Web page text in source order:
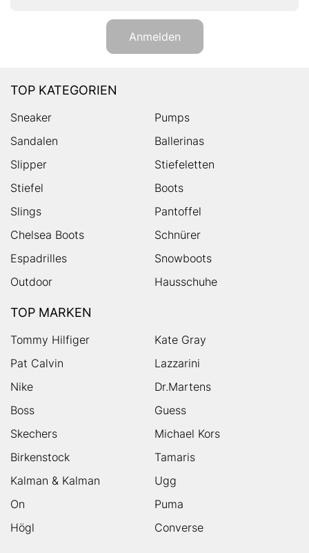
Anmelden
TOP KATEGORIEN
Sneaker
Pumps
Sandalen
Ballerinas
Slipper
Stiefeletten
Stiefel
Boots
Slings
Pantoffel
Chelsea Boots
Schnürer
Espadrilles
Snowboots
Outdoor
Hausschuhe
TOP MARKEN
Tommy Hilfiger
Kate Gray
Pat Calvin
Lazzarini
Nike
Dr.Martens
Boss
Guess
Skechers
Michael Kors
Birkenstock
Tamaris
Kalman & Kalman
Ugg
On
Puma
Högl
Converse